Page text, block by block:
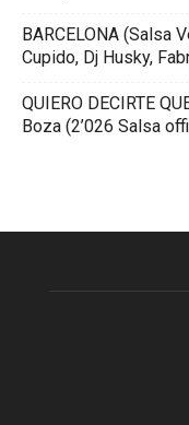
BARCELONA (Salsa
Cupido, Dj Husky,
QUIERO DECIRTE
Boza (2’026 Salsa